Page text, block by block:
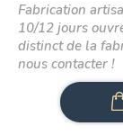
Fabrication
10/12 jours
distinct de la
nous contacter !